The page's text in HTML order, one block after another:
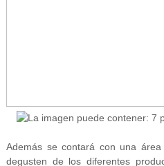
Además se contará con una
degusten de los diferentes